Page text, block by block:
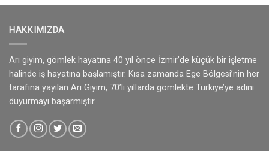
HAKKIMIZDA
Arı giyim, gömlek hayatına 40 yıl önce İzmir’de küçük bir işletme
halinde iş hayatına başlamıştır. Kısa zamanda Ege Bölgesi’nin her
tarafına yayılan Arı Giyim, 70’li yıllarda gömlekte Türkiye’ye adını
duyurmayı başarmıştır.